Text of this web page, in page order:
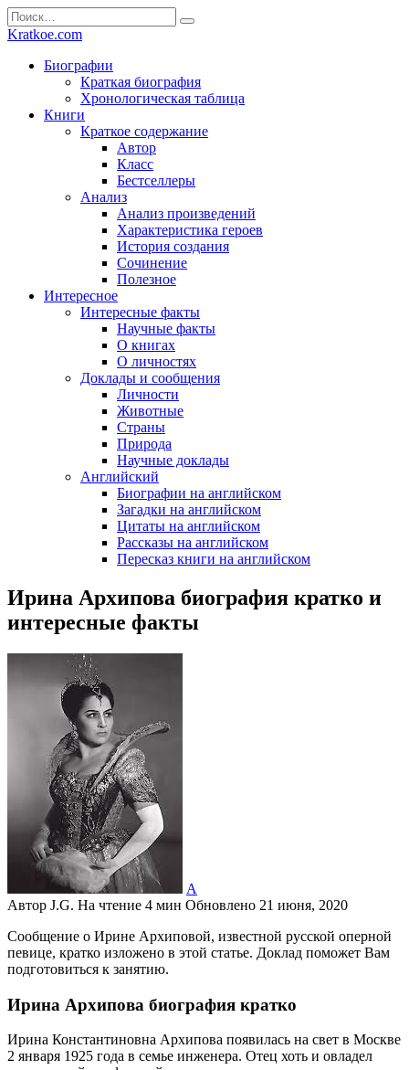
Перейти
к
Search
for:
Kratkoe.com
Биографии
Краткая биография
Хронологическая таблица
Книги
Краткое содержание
Автор
Класс
Бестселлеры
Анализ
Анализ произведений
Характеристика героев
История создания
Сочинение
Полезное
Интересное
Интересные факты
Научные факты
О книгах
О личностях
Доклады и сообщения
Личности
Животные
Страны
Природа
Научные доклады
Английский
Биографии на английском
Загадки на английском
Цитаты на английском
Рассказы на английском
Пересказ книги на английском
Ирина Архипова биография кратко и
интересные факты
А
Автор J.G. На чтение 4 мин Обновлено 21 июня, 2020
Сообщение о Ирине Архиповой, известной русской оперной
певице, кратко изложено в этой статье. Доклад поможет Вам
подготовиться к занятию.
Ирина Архипова биография кратко
Ирина Константиновна Архипова появилась на свет в Москве
2 января 1925 года в семье инженера. Отец хоть и овладел